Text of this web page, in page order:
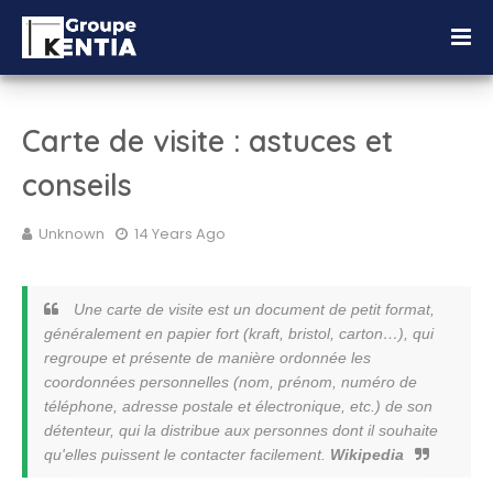
Carte de visite : astuces et
conseils
Unknown 14 Years Ago
Une carte de visite est un document de petit format,
généralement en papier fort (kraft, bristol, carton…), qui
regroupe et présente de manière ordonnée les
coordonnées personnelles (nom prénom numéro de
téléphone adresse postale etélectronique , etc.) de son
détenteur, qui la distribue aux personnes dont il souhaite
qu'elles puissent le contacter facilement. Wikipedia